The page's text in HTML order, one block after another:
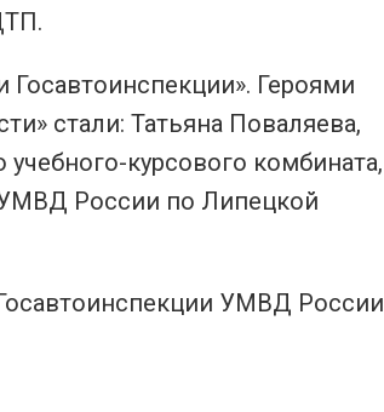
Героями
стали: Татьяна Поваляева,
курсового комбината,
УМВД России по Липецкой
УМВД России